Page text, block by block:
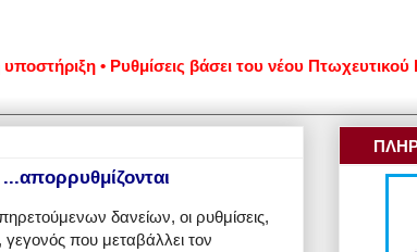
• Ρυθμίσεις βάσει του νέου Πτωχευτικού
δανείων, οι ρυθμίσεις,
γεγονός που μεταβάλλει τον